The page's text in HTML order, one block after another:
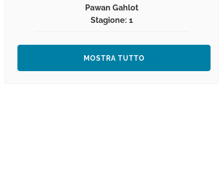
Pawan Gahlot
Stagione: 1
MOSTRA TUTTO